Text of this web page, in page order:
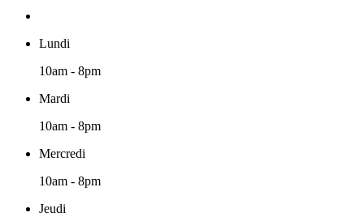
Lundi
10am - 8pm
Mardi
10am - 8pm
Mercredi
10am - 8pm
Jeudi